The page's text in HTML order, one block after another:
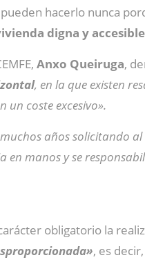
hacerlo nunca
digna y accesible
Anxo Queiruga,
, en la que existen
un coste excesivo».
años solicitando
manos y se
obligatorio la
, es